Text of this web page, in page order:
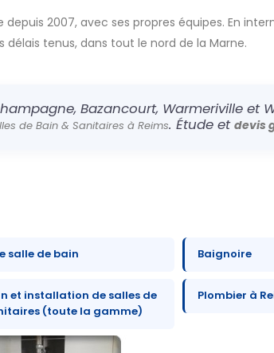
2007, avec ses propres équipes. En
tenus, dans tout le nord de la Marne.
Bazancourt, Warmeriville et
de Bain & Sanitaires à Reims. Étude et devis
salle de bain Baignoire
et installation de salles de
(toute la gamme)
Plombier à